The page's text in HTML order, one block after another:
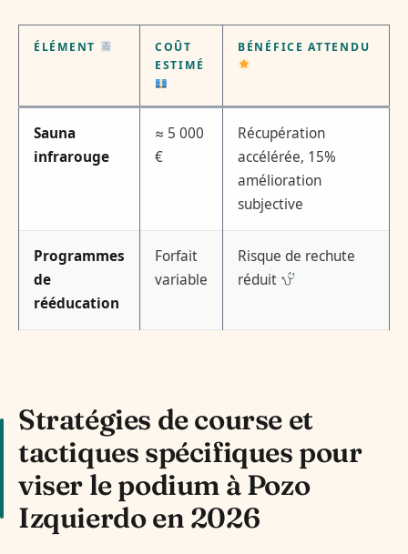
ÉLÉMENT
COÛT
ESTIMÉ
BÉNÉFICE ATTENDU
Sauna
infrarouge
≈ 5 000
€
Récupération
accélérée, 15%
amélioration
subjective
Programmes
de
rééducation
Forfait
variable
Risque de rechute
réduit
Stratégies de course et
tactiques spécifiques pour
viser le podium à Pozo
Izquierdo en 2026